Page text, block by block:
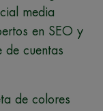
media
en SEO y
de cuentas
de colores